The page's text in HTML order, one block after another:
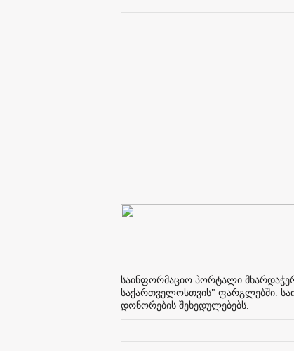
საინფორმაციო პორტალი
საქართველოსთვის" ფარგლებში.
დონორების შეხედულებებს.